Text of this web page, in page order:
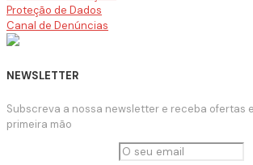
Proteção de Dados
Canal de Denúncias
NEWSLETTER
Subscreva a nossa newsletter e receba ofertas
primeira mão